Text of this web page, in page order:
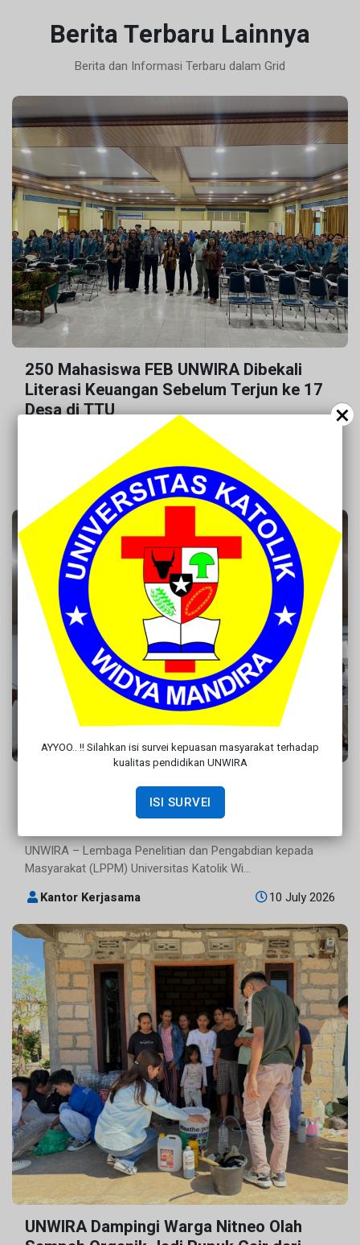
Berita Terbaru Lainnya
Berita dan Informasi Terbaru dalam Grid
250 Mahasiswa FEB UNWIRA Dibekali
Literasi Keuangan Sebelum Terjun ke 17
Desa di TTU
UNWIRA — Sebanyak 250 mahasiswa Fakultas Ekonomi
dan Bisnis (FEB) Universitas Katolik Widy...
Kantor Kerjasama 13 July 2026
UNWIRA Luncurkan Program Desa
Binaan, 78 Mahasiswa Siap Mengabdi di
UNWIRA – Lembaga Penelitian dan Pengabdian kepada
Masyarakat (LPPM) Universitas Katolik Wi...
Kantor Kerjasama 10 July 2026
UNWIRA Dampingi Warga Nitneo Olah
×
AYYOO.. !! Silahkan isi survei kepuasan masyarakat terhadap
kualitas pendidikan UNWIRA
ISI SURVEI